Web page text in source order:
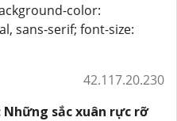
color:
sans-serif; font-size:
42.117.20.230
Những sắc xuân rực rỡ